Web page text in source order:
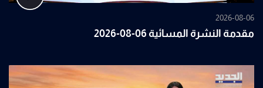
2026-08-06
مقدمة النشرة المسائية 06-08-2026